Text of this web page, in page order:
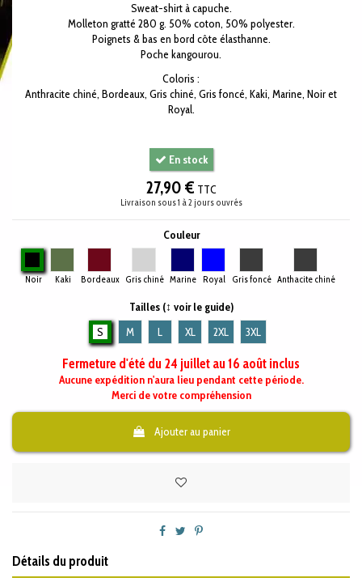
Sweat-shirt à capuche.
Molleton gratté 280 g. 50% coton, 50% polyester.
Poignets & bas en bord côte élasthanne.
Poche kangourou.
Coloris :
Anthracite chiné, Bordeaux, Gris chiné, Gris foncé, Kaki, Marine, Noir et
Royal.
En stock
27,90 € TTC
Livraison sous 1 à 2 jours ouvrés
Couleur
Noir Kaki Bordeaux Gris chiné Marine Royal Gris foncé Anthacite chiné
Tailles (↕ voir le guide)
S
M L XL 2XL 3XL
Fermeture d'été du 24 juillet au 16 août inclus
Aucune expédition n'aura lieu pendant cette période.
Merci de votre compréhension
Ajouter au panier
Détails du produit